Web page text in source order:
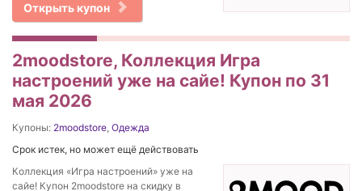
Открыть купон
2moodstore, Коллекция Игра
настроений уже на сайе! Купон по 31
мая 2026
Купоны: 2moodstore, Одежда
Срок истек, но может ещё действовать
Коллекция «Игра настроений» уже на
сайе! Купон 2moodstore на скидку в